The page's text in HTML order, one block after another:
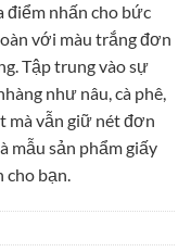
điểm nhấn cho bức
với màu trắng đơn
Tập trung vào sự
như nâu, cà phê,
mà vẫn giữ nét đơn
mẫu sản phẩm giấy
cho bạn.